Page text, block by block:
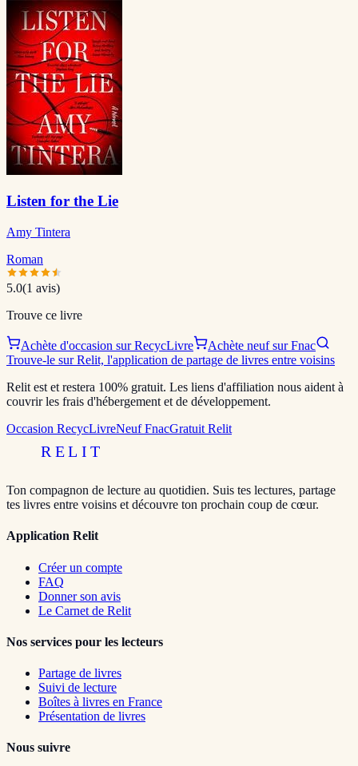
Listen for the Lie
Amy Tintera
Roman
5.0(1 avis)
Trouve ce livre
Achète d'occasion sur RecycLivre
Achète neuf sur Fnac
Trouve-le sur Relit, l'application de partage de livres entre voisins
Relit est et restera 100% gratuit. Les liens d'affiliation nous aident à
couvrir les frais d'hébergement et de développement.
Occasion RecycLivreNeuf FnacGratuit Relit
RELIT
Ton compagnon de lecture au quotidien. Suis tes lectures, partage
tes livres entre voisins et découvre ton prochain coup de cœur.
Application Relit
Créer un compte
FAQ
Donner son avis
Le Carnet de Relit
Nos services pour les lecteurs
Partage de livres
Suivi de lecture
Boîtes à livres en France
Présentation de livres
Nous suivre